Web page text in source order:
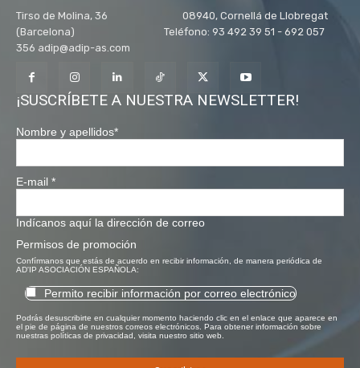
Tirso de Molina, 36 08940, Cornellá de Llobregat
(Barcelona) Teléfono: 93 492 39 51 - 692 057
356 adip@adip-as.com
¡SUSCRÍBETE A NUESTRA NEWSLETTER!
Nombre y apellidos*
E-mail *
Indícanos aquí la dirección de correo
Permisos de promoción
Confírmanos que estás de acuerdo en recibir información, de manera periódica de
AD'IP ASOCIACIÓN ESPAÑOLA:
Permito recibir información por correo electrónico
Podrás desuscribirte en cualquier momento haciendo clic en el enlace que aparece en
el pie de página de nuestros correos electrónicos. Para obtener información sobre
nuestras políticas de privacidad, visita nuestro sitio web.